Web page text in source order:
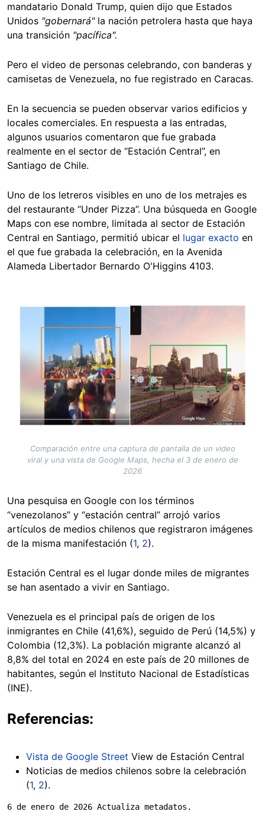
mandatario Donald Trump, quien dijo que Estados
Unidos "gobernará"la nación petrolera hasta que haya
una transición "pacífica".
Pero el video de personas celebrando, con banderas y
camisetas de Venezuela, no fue registrado en Caracas.
En la secuencia se pueden observar varios edificios y
locales comerciales. En respuesta a las entradas,
algunos usuarios comentaron que fue grabada
realmente en el sector de “Estación Central”, en
Santiago de Chile.
Uno de los letreros visibles en uno de los metrajes es
del restaurante “Under Pizza”. Una búsqueda en Google
Maps con ese nombre, limitada al sector de Estación
Central en Santiago, permitió ubicar el lugar exacto en
el que fue grabada la celebración, en la Avenida
Alameda Libertador Bernardo O'Higgins 4103.
Comparación entre una captura de pantalla de un video
viral y una vista de Google Maps, hecha el 3 de enero de
2026
Una pesquisa en Google con los términos
“venezolanos” y “estación central” arrojó varios
artículos de medios chilenos que registraron imágenes
de la misma manifestación (1, 2).
Estación Central es el lugar donde miles de migrantes
se han asentado a vivir en Santiago.
Venezuela es el principal país de origen de los
inmigrantes en Chile (41,6%), seguido de Perú (14,5%) y
Colombia (12,3%). La población migrante alcanzó al
8,8% del total en 2024 en este país de 20 millones de
habitantes, según el Instituto Nacional de Estadísticas
(INE).
Referencias:
Vista de Google Street View de Estación Central
Noticias de medios chilenos sobre la celebración
(1, 2).
6 de enero de 2026 Actualiza metadatos.